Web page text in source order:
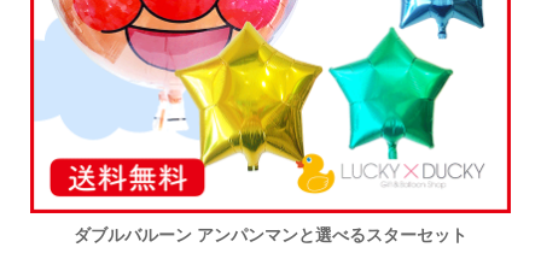
ダブルバルーン アンパンマンと選べるスターセット